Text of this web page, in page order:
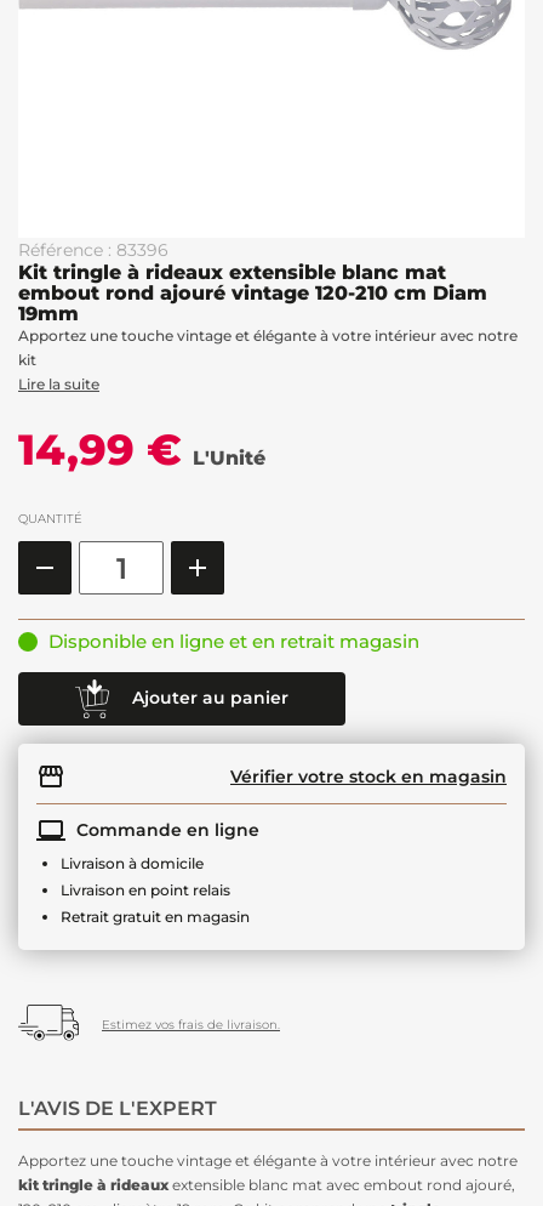
Référence : 83396
Kit tringle à rideaux extensible blanc mat
embout rond ajouré vintage 120-210 cm Diam
19mm
Apportez une touche vintage et élégante à votre intérieur avec notre
kit
Lire la suite
14,99 € L'Unité
QUANTITÉ
Disponible en ligne et en retrait magasin
Ajouter au panier
Vérifier votre stock en magasin
Commande en ligne
Livraison à domicile
Livraison en point relais
Retrait gratuit en magasin
Estimez vos frais de livraison.
L'AVIS DE L'EXPERT
Apportez une touche vintage et élégante à votre intérieur avec notre
kit tringle à rideauxextensible blanc mat avec embout rond ajouré,